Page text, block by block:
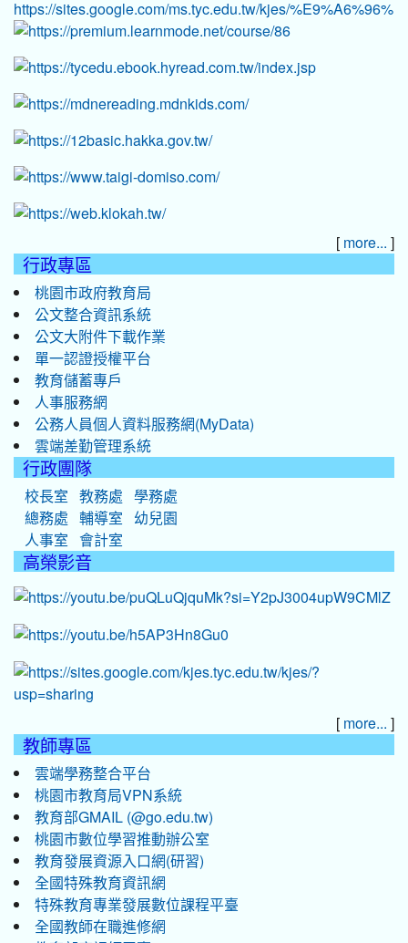
[ more... ]
行政專區
桃園市政府教育局
公文整合資訊系統
公文大附件下載作業
單一認證授權平台
教育儲蓄專戶
人事服務網
公務人員個人資料服務網(MyData)
雲端差勤管理系統
行政團隊
校長室 教務處
學務處
總務處
輔導室
幼兒園
人事室
會計室
高榮影音
[ more... ]
教師專區
雲端學務整合平台
桃園市教育局VPN系統
教育部GMAIL (@go.edu.tw)
桃園市數位學習推動辦公室
教育發展資源入口網(研習)
全國特殊教育資訊網
特殊教育專業發展數位課程平臺
全國教師在職進修網